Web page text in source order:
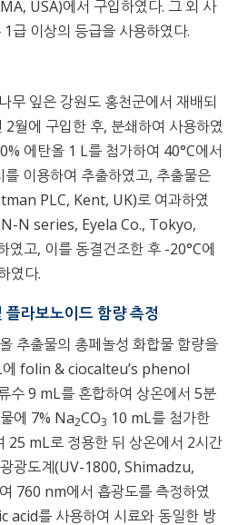
USA)에서 구입하였다. 그 외 사
급 이상의 등급을 사용하였다.
무 잎은 강원도 홍천군에서 재배되
월에 구입한 후, 분쇄하여 사용하였
에탄올 1 L를 첨가하여 40°C에서
이용하여 추출하였고, 추출물은
PLC, Kent, UK)로 여과하였
N series, Eyela Co., Tokyo,
였고, 이를 동결건조한 후 -20°C에
였다.
라보노이드 함량 측정
추출물의 총페놀성 화합물 함량을
에 folin & ciocalteu’s phenol
9 mL를 혼합하여 상온에서 5분
에 7% Na2CO3 10 mL를 첨가한
25 mL로 정용한 뒤 상온에서 2시간
광도계(UV-1800, Shimadzu,
760 nm에서 흡광도를 측정하였
acid를 사용하여 시료와 동일한 방